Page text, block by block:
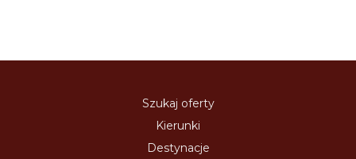
Szukaj oferty
Kierunki
Destynacje